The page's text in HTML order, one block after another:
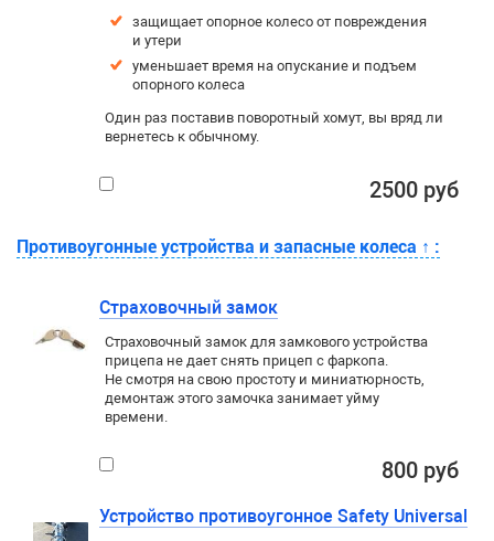
защищает опорное колесо от повреждения
и утери
уменьшает время на опускание и подъем
опорного колеса
Один раз поставив поворотный хомут, вы вряд ли
вернетесь к обычному.
2500 руб
Противоугонные устройства и запасные колеса ↑ :
Страховочный замок
Страховочный замок для замкового устройства
прицепа не дает снять прицеп с фаркопа.
Не смотря на свою простоту и миниатюрность,
демонтаж этого замочка занимает уйму
времени.
800 руб
Устройство противоугонное Safety Universal